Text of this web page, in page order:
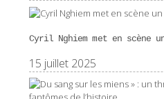
Cyril Nghiem met en scène
15 juillet 2025